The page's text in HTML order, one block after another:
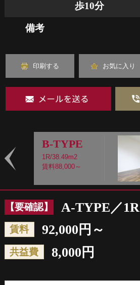
歩10分
備考
印刷する お気に入り
B-TYPE
1R/38.49m2
賃料88,000～
【要確認】 A-TYPE／1R
賃料 92,000円～
共益費 8,000円